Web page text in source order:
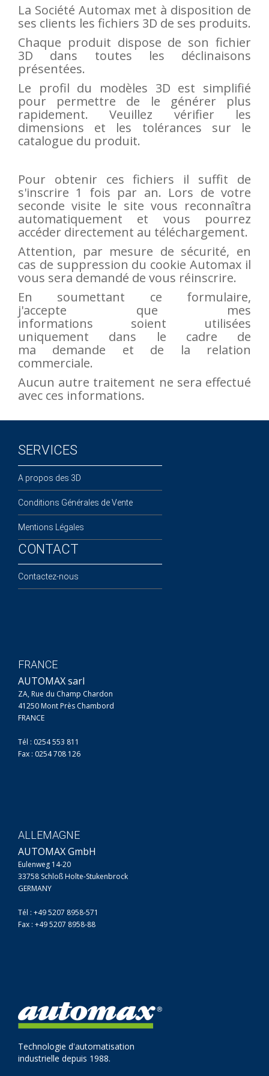
Vérins à combinaisons de mouvement
vérins rotatifs
Vérins sans tige
CONNECTIQUE
Joints tournants
CONTRÔLE DES FLUIDES
Auxiliaires de ligne
Auxiliaires de raccordement
DISTRIBUTEURS
Commande à pédale
Commande électrique
Commande manuelle
Commande musculaire
Commande pneumatique
ÉLECTROVANNES DE DÉCOLMATAGE
Électrovannes à jet pulsé
Vannes à jet pulsé
OUTILS COUPANTS
Ciseaux pneumatiques
Couteaux pneumatiques
PINCES DE PRÉHENSION
Préhenseurs parallèles
Traitements d'air
Traitements d'air - Accessoires
Traitements d'air - Ioniseurs
Traitements d'air compacts
La Société Automax met à disposition de
ses clients les fichiers 3D de ses produits.
Chaque produit dispose de son fichier
3D dans toutes les déclinaisons
présentées.
Le profil du modèles 3D est simplifié
pour permettre de le générer plus
rapidement. Veuillez vérifier les
dimensions et les tolérances sur le
catalogue du produit.
Pour obtenir ces fichiers il suffit de
s'inscrire 1 fois par an. Lors de votre
seconde visite le site vous reconnaîtra
automatiquement et vous pourrez
accéder directement au téléchargement.
Attention, par mesure de sécurité, en
cas de suppression du cookie Automax il
vous sera demandé de vous réinscrire.
En soumettant ce formulaire,
j'accepte que mes
informations soient utilisées
uniquement dans le cadre de
ma demande et de la relation
commerciale.
Aucun autre traitement ne sera effectué
avec ces informations.
SERVICES
A propos des 3D
Conditions Générales de Vente
Mentions Légales
CONTACT
Contactez-nous
FRANCE
AUTOMAX sarl
ZA, Rue du Champ Chardon
41250 Mont Près Chambord
FRANCE
Tél : 0254 553 811
Fax : 0254 708 126
ALLEMAGNE
AUTOMAX GmbH
Eulenweg 14-20
33758 Schloß Holte-Stukenbrock
GERMANY
Tél : +49 5207 8958-571
Fax : +49 5207 8958-88
Technologie d'automatisation
industrielle depuis 1988.